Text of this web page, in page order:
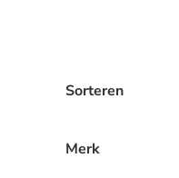
Sorteren
Merk